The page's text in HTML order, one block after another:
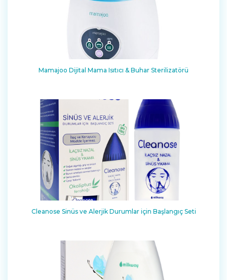
Mamajoo Dijital Mama Isıtıcı & Buhar Sterilizatörü
Cleanose Sinüs ve Alerjik Durumlar için Başlangıç Seti